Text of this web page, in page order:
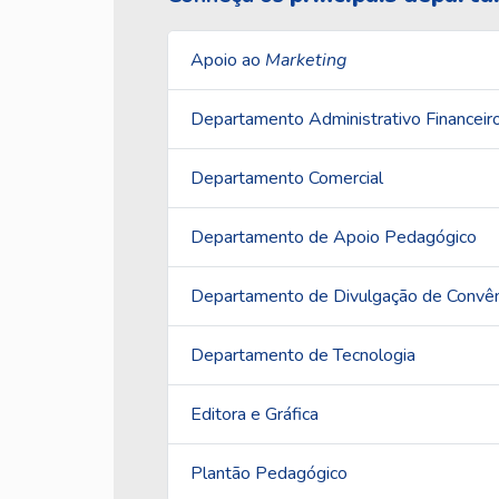
Apoio ao Marketing
Departamento Administrativo
Departamento Comercial
Departamento de Apoio Pedagógico
Departamento de Divulgação de
Departamento de Tecnologia
Editora e Gráfica
Plantão Pedagógico